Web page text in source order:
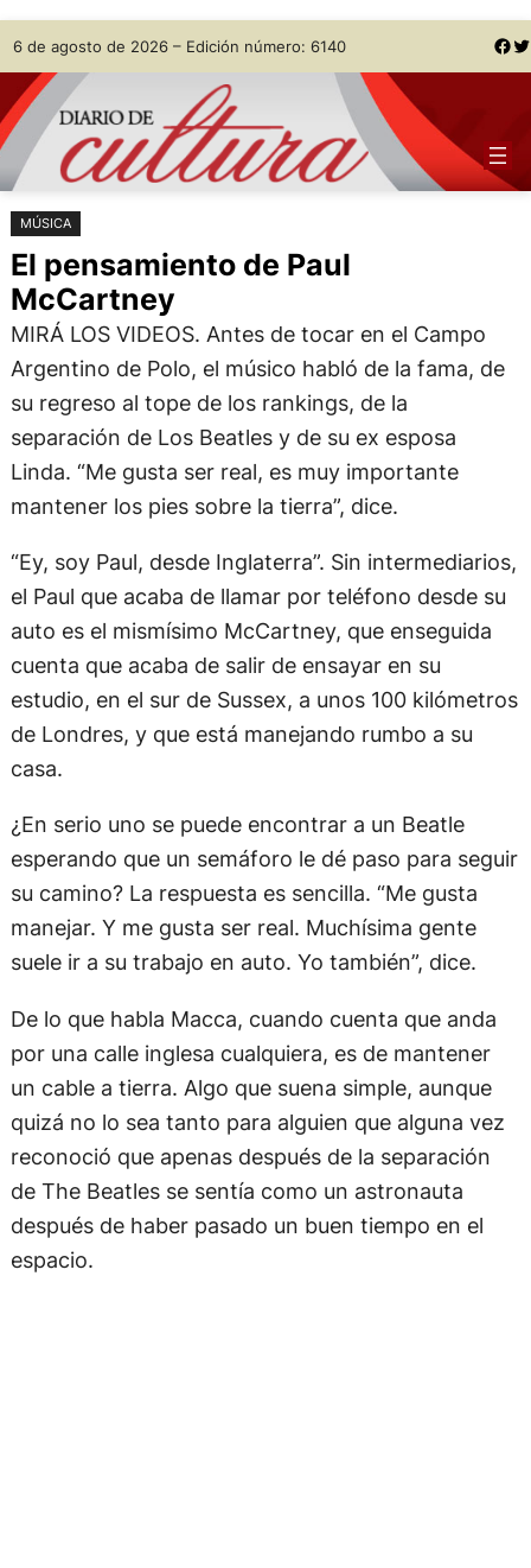
Saltar
al
contenido
Skip
to
content
6 de agosto de 2026 – Edición número: 6140 Facebook Twitter
MÚSICA
El pensamiento de Paul
McCartney
MIRÁ LOS VIDEOS. Antes de tocar en el Campo
Argentino de Polo, el músico habló de la fama, de
su regreso al tope de los rankings, de la
separación de Los Beatles y de su ex esposa
Linda. “Me gusta ser real, es muy importante
mantener los pies sobre la tierra”, dice.
“Ey, soy Paul, desde Inglaterra”. Sin intermediarios,
el Paul que acaba de llamar por teléfono desde su
auto es el mismísimo McCartney, que enseguida
cuenta que acaba de salir de ensayar en su
estudio, en el sur de Sussex, a unos 100 kilómetros
de Londres, y que está manejando rumbo a su
casa.
¿En serio uno se puede encontrar a un Beatle
esperando que un semáforo le dé paso para seguir
su camino? La respuesta es sencilla. “Me gusta
manejar. Y me gusta ser real. Muchísima gente
suele ir a su trabajo en auto. Yo también”, dice.
De lo que habla Macca, cuando cuenta que anda
por una calle inglesa cualquiera, es de mantener
un cable a tierra. Algo que suena simple, aunque
quizá no lo sea tanto para alguien que alguna vez
reconoció que apenas después de la separación
de The Beatles se sentía como un astronauta
después de haber pasado un buen tiempo en el
espacio.